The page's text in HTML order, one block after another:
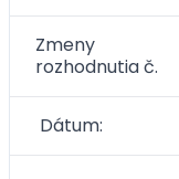
Zmeny
rozhodnutia č.
Dátum: